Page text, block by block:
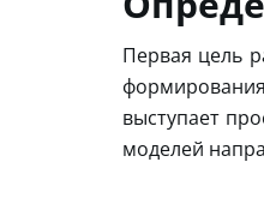
Первая цель
выступает
моделей